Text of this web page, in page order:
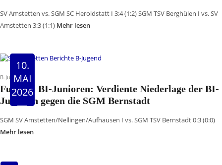
SV Amstetten vs. SGM SC Heroldstatt I 3:4 (1:2) SGM TSV Berghülen I vs. SV
Amstetten 3:3 (1:1) Mehr lesen
B-Jugend
Fussball BI-Junioren: Verdiente Niederlage der BI-
Junioren gegen die SGM Bernstadt
10.
MAI
2026
SGM SV Amstetten/Nellingen/Aufhausen I vs. SGM TSV Bernstadt 0:3 (0:0)
Mehr lesen